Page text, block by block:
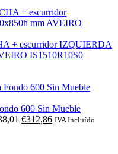
+ escurridor IZQUIERDA
IS1510R10S0
600 Sin Mueble
O
€312,86OIVA Incluído